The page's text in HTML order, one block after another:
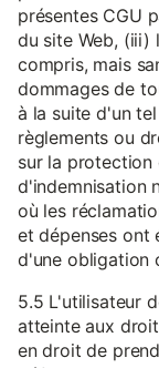
présentes CGU
du site Web, (iii)
compris, mais
dommages de
à la suite d'un
règlements ou
sur la protection
d'indemnisation
où les
et dépenses ont
d'une obligation
5.5 L'utilisateur
atteinte aux
en droit de